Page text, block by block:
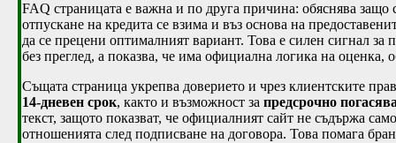
FAQ страницата е важна и по друга причина: обяснява
отпускане на кредита се взима и въз основа на
да се прецени оптималният вариант. Това е силен сигнал за
без преглед, а показва, че има официална логика на оценка,
Същата страница укрепва доверието и чрез клиентските
14-дневен срок, както и възможност за предсрочно
текст, защото показват, че официалният сайт не съдържа
отношенията след подписване на договора. Това помага